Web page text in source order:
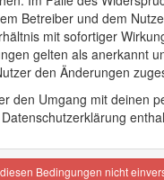
Betreiber und dem
mit sofortiger
gelten als anerkannt
den Änderungen
den Umgang mit deinen